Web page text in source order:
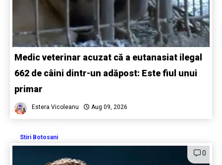
Medic veterinar acuzat că a eutanasiat ilegal
662 de câini dintr-un adăpost: Este fiul unui
primar
Estera Vicoleanu Aug 09, 2026
Stiri Botosani
0